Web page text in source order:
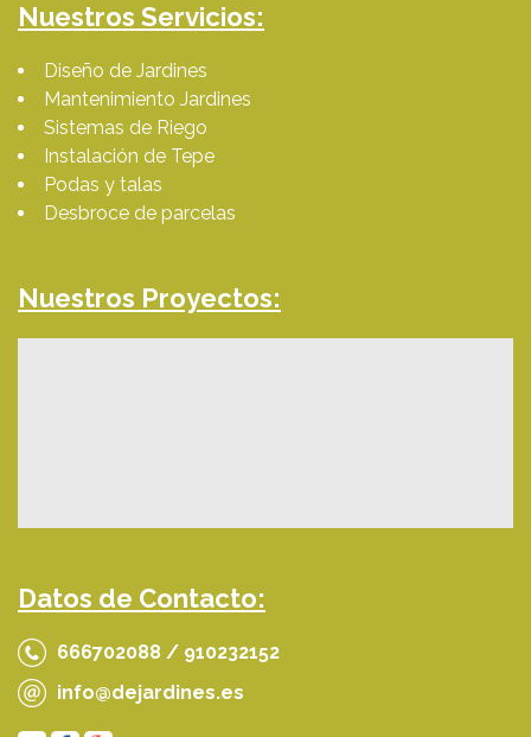
Nuestros Servicios:
Diseño de Jardines
Mantenimiento Jardines
Sistemas de Riego
Instalación de Tepe
Podas y talas
Desbroce de parcelas
Nuestros Proyectos:
Datos de Contacto:
666702088 / 910232152
info@dejardines.es